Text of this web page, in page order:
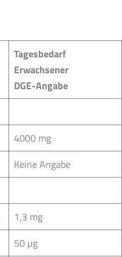
Tagesbedarf
Erwachsener
DGE-Angabe
4000 mg
Keine Angabe
1,3 mg
50 µg